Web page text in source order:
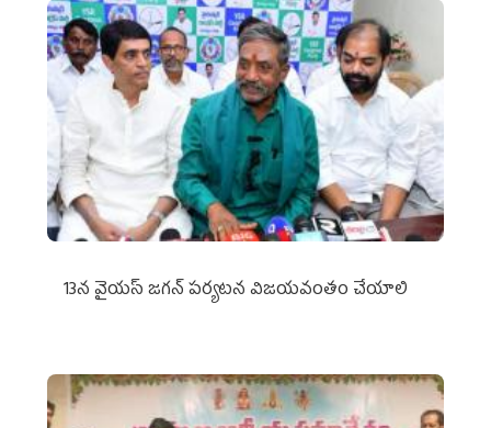
13న వైయస్‌ జగన్‌ పర్యటన విజయవంతం చేయాలి